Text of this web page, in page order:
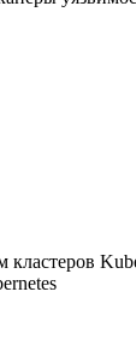
кластеров